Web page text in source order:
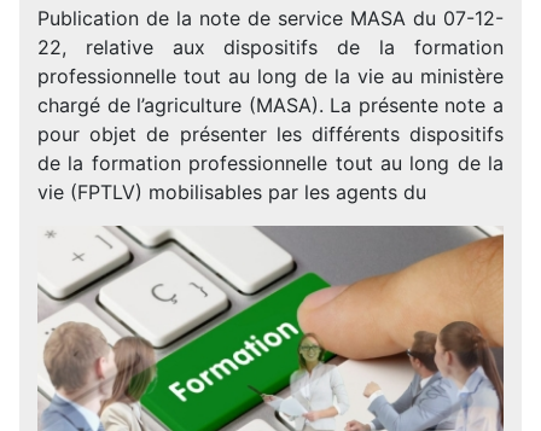
Publication de la note de service MASA du 07-12-
22, relative aux dispositifs de la formation
professionnelle tout au long de la vie au ministère
chargé de l’agriculture (MASA). La présente note a
pour objet de présenter les différents dispositifs
de la formation professionnelle tout au long de la
vie (FPTLV) mobilisables par les agents du